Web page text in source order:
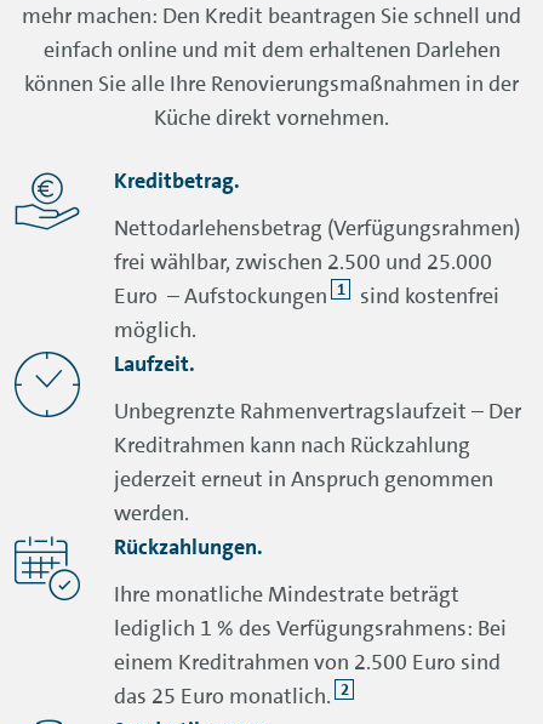
mehr machen: Den Kredit beantragen Sie schnell und
einfach online und mit dem erhaltenen Darlehen
können Sie alle Ihre Renovierungsmaßnahmen in der
Küche direkt vornehmen.
Kreditbetrag.
Nettodarlehensbetrag (Verfügungsrahmen)
frei wählbar, zwischen 2.500 und 25.000
Euro – Aufstockungen 1
sind kostenfrei
möglich.
Laufzeit.
Unbegrenzte Rahmenvertragslaufzeit – Der
Kreditrahmen kann nach Rückzahlung
jederzeit erneut in Anspruch genommen
werden.
Rückzahlungen.
Ihre monatliche Mindestrate beträgt
lediglich 1 % des Verfügungsrahmens: Bei
einem Kreditrahmen von 2.500 Euro sind
das 25 Euro monatlich. 2